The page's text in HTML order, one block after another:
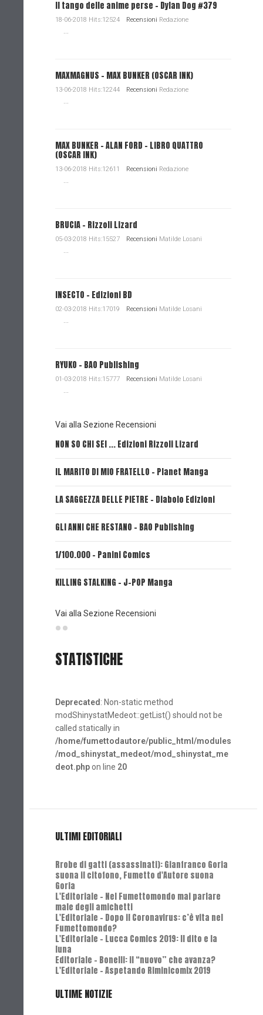
Il tango delle anime perse - Dylan Dog #379
18-06-2018 Hits:12524 Recensioni Redazione
MAXMAGNUS – MAX BUNKER (OSCAR INK)
13-06-2018 Hits:12244 Recensioni Redazione
MAX BUNKER – ALAN FORD – LIBRO QUATTRO
(OSCAR INK)
13-06-2018 Hits:12611 Recensioni Redazione
BRUCIA - Rizzoli Lizard
05-03-2018 Hits:15527 Recensioni Matilde Losani
INSECTO - Edizioni BD
02-03-2018 Hits:17019 Recensioni Matilde Losani
RYUKO - BAO Publishing
01-03-2018 Hits:15777 Recensioni Matilde Losani
Vai alla Sezione Recensioni
NON SO CHI SEI ... Edizioni Rizzoli Lizard
IL MARITO DI MIO FRATELLO - Planet Manga
LA SAGGEZZA DELLE PIETRE - Diabolo Edizioni
GLI ANNI CHE RESTANO - BAO Publishing
1/100.000 - Panini Comics
KILLING STALKING - J-POP Manga
Vai alla Sezione Recensioni
STATISTICHE
Deprecated: Non-static method
modShinystatMedeot::getList() should not be
called statically in
/home/fumettodautore/public_html/modules
/mod_shinystat_medeot/mod_shinystat_me
deot.phpon line 20
ULTIMI EDITORIALI
Rrobe di gatti (assassinati): Gianfranco Goria
suona il citofono, Fumetto d'Autore suona
Goria
L'Editoriale - Nel Fumettomondo mai parlare
male degli amichetti
L'Editoriale - Dopo il Coronavirus: c’è vita nel
Fumettomondo?
L'Editoriale - Lucca Comics 2019: Il dito e la
luna
Editoriale - Bonelli: il “nuovo” che avanza?
L'Editoriale - Aspetando Riminicomix 2019
ULTIME NOTIZIE